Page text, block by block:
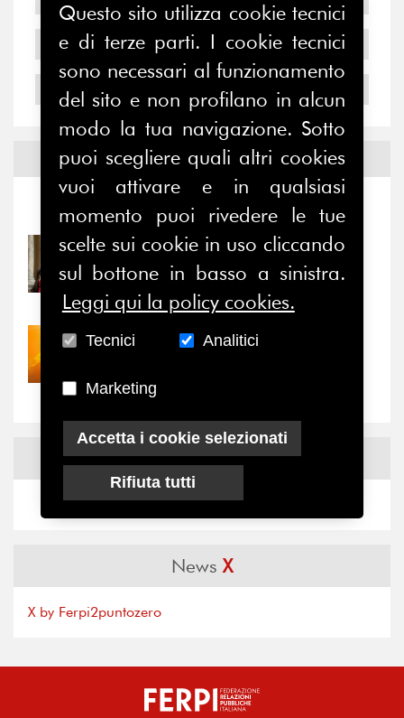
2005
Notizie edEventi
Notizie -Eventi
31/07/2026
Prima della pausa estiva,
il valore di...
30/07/2026
“grande cecità”: la...
NewsFacebook
News X
X by Ferpi2puntozero
Questo sito utilizza cookie tecnici
e di terze parti. I cookie tecnici
sono necessari al funzionamento
del sito e non profilano in alcun
modo la tua navigazione. Sotto
puoi scegliere quali altri cookies
vuoi attivare e in qualsiasi
momento puoi rivedere le tue
scelte sui cookie in uso cliccando
sul bottone in basso a sinistra.
Leggi qui la policy cookies.
Tecnici Analitici
Marketing
Accetta i cookie selezionati
Rifiuta tutti